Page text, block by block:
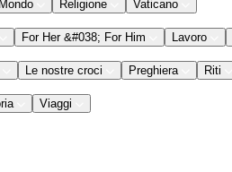
Mondo Religione Vaticano
For Her &#038; For Him Lavoro
Le nostre croci Preghiera Riti
Viaggi